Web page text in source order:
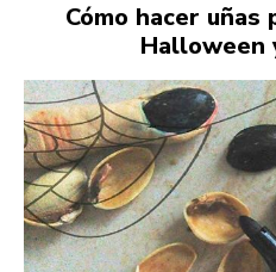
Cómo hacer
Halloween